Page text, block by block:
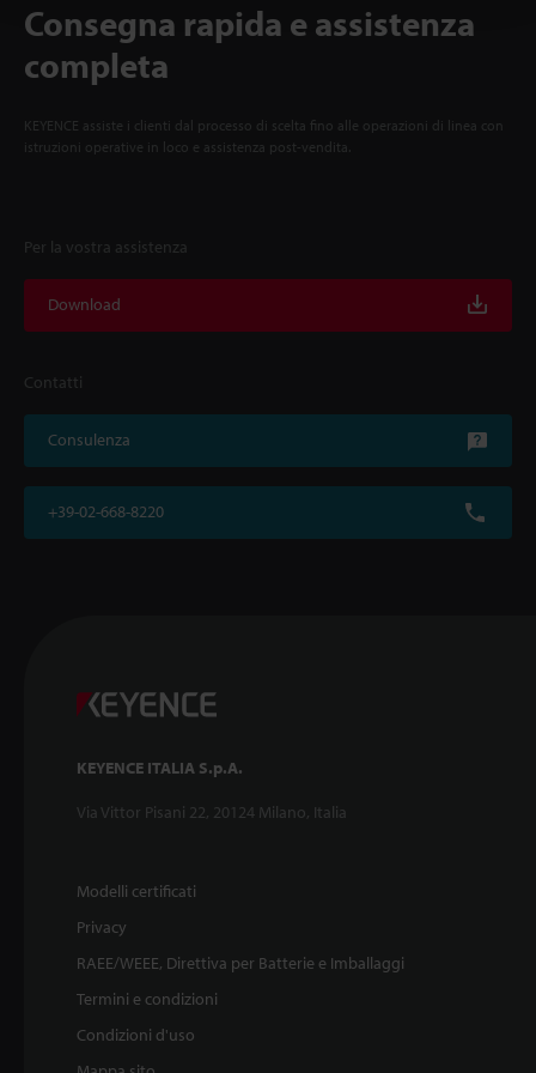
Consegna rapida e assistenza
completa
KEYENCE assiste i clienti dal processo di scelta fino alle operazioni di linea con
istruzioni operative in loco e assistenza post-vendita.
Per la vostra assistenza
Download
Contatti
Consulenza
+39-02-668-8220
KEYENCE ITALIA S.p.A.
Via Vittor Pisani 22, 20124 Milano, Italia
Modelli certificati
Privacy
RAEE/WEEE, Direttiva per Batterie e Imballaggi
Termini e condizioni
Condizioni d'uso